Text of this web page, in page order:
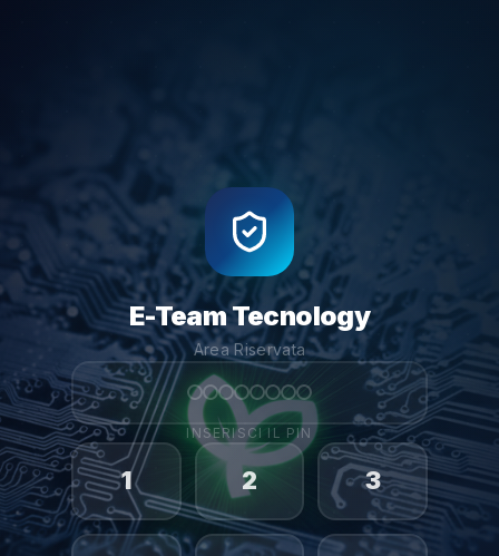
E-Team Tecnology
Area Riservata
INSERISCI IL PIN
1 2 3